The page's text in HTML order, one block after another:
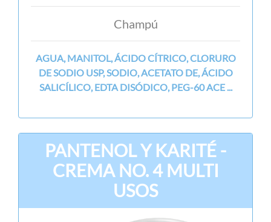
Champú
AGUA, MANITOL, ÁCIDO CÍTRICO, CLORURO
DE SODIO USP, SODIO, ACETATO DE, ÁCIDO
SALICÍLICO, EDTA DISÓDICO, PEG-60 ACE ...
PANTENOL Y KARITÉ -
CREMA NO. 4 MULTI
USOS